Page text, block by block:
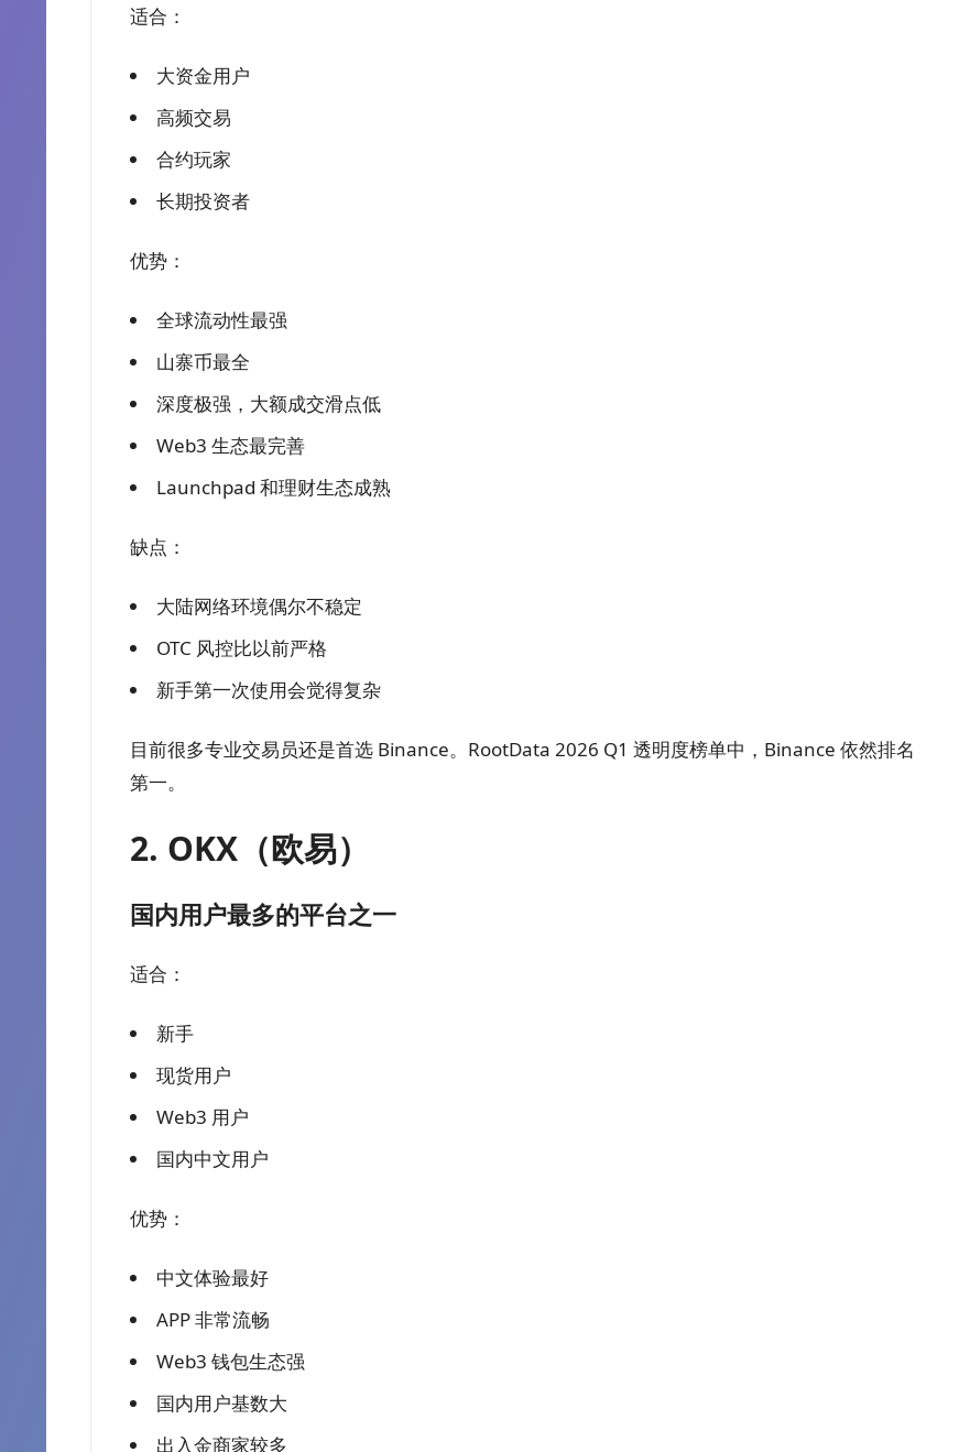
适合：
大资金用户
高频交易
合约玩家
长期投资者
优势：
全球流动性最强
山寨币最全
深度极强，大额成交滑点低
Web3 生态最完善
Launchpad 和理财生态成熟
缺点：
大陆网络环境偶尔不稳定
OTC 风控比以前严格
新手第一次使用会觉得复杂
目前很多专业交易员还是首选 Binance。RootData 2026 Q1 透明度榜单中，Binance 依然排名
第一。
2. OKX（欧易）
国内用户最多的平台之一
适合：
新手
现货用户
Web3 用户
国内中文用户
优势：
中文体验最好
APP 非常流畅
Web3 钱包生态强
国内用户基数大
出入金商家较多